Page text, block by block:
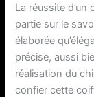
La réussite
partie sur le
élaborée
précise, aussi
réalisation du
confier cette